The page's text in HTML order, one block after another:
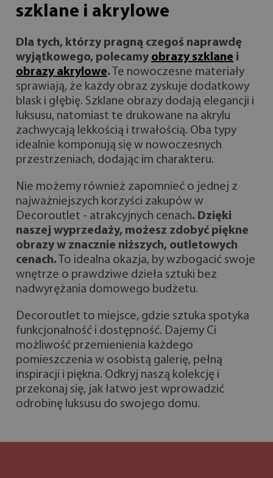
szklane i akrylowe
Dla tych, którzy pragną czegoś naprawdę
wyjątkowego, polecamy obrazy szklane i
obrazy akrylowe. Te nowoczesne materiały
sprawiają, że każdy obraz zyskuje dodatkowy
blask i głębię. Szklane obrazy dodają elegancji i
luksusu, natomiast te drukowane na akrylu
zachwycają lekkością i trwałością. Oba typy
idealnie komponują się w nowoczesnych
przestrzeniach, dodając im charakteru.
Nie możemy również zapomnieć o jednej z
najważniejszych korzyści zakupów w
Decoroutlet - atrakcyjnych cenach. Dzięki
naszej wyprzedaży, możesz zdobyć piękne
obrazy w znacznie niższych, outletowych
cenach. To idealna okazja, by wzbogacić swoje
wnętrze o prawdziwe dzieła sztuki bez
nadwyrężania domowego budżetu.
Decoroutlet to miejsce, gdzie sztuka spotyka
funkcjonalność i dostępność. Dajemy Ci
możliwość przemienienia każdego
pomieszczenia w osobistą galerię, pełną
inspiracji i piękna. Odkryj naszą kolekcję i
przekonaj się, jak łatwo jest wprowadzić
odrobinę luksusu do swojego domu.